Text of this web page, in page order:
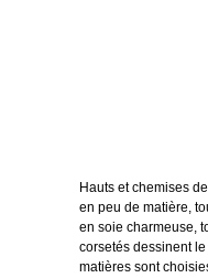
Hauts et chemises
en peu de matière,
en soie charmeuse,
corsetés dessinent
matières sont